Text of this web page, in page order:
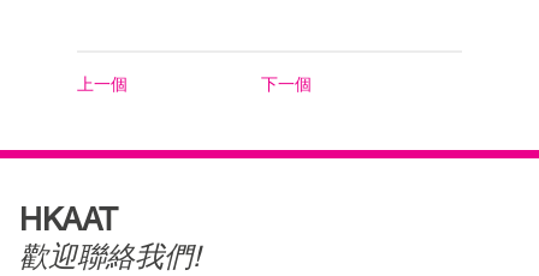
上一個 下一個
HKAAT
歡迎聯絡我們!